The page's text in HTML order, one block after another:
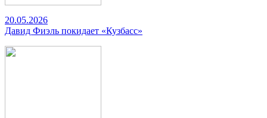
20.05.2026
Давид Фиэль покидает «Кузбасс»